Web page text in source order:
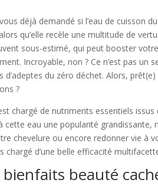
déjà demandé si l’eau de cuisson
qu’elle recèle une multitude de
sous-estimé, qui peut booster
Incroyable, non ? Ce n’est pas
d’adeptes du zéro déchet. Alors,
?
chargé de nutriments essentiels
cette eau une popularité
chevelure ou encore redonner vie à
chargé d’une belle efficacité
beauté